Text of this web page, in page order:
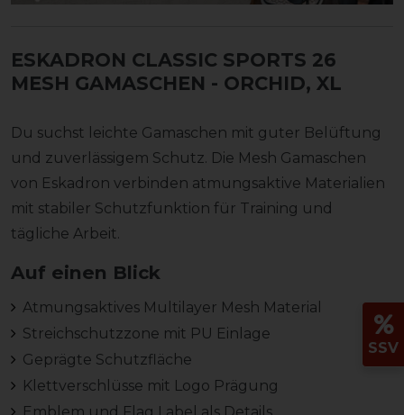
ESKADRON CLASSIC SPORTS 26
MESH GAMASCHEN - ORCHID, XL
Du suchst leichte Gamaschen mit guter Belüftung
und zuverlässigem Schutz. Die Mesh Gamaschen
von Eskadron verbinden atmungsaktive Materialien
mit stabiler Schutzfunktion für Training und
tägliche Arbeit.
Auf einen Blick
Atmungsaktives Multilayer Mesh Material
Streichschutzzone mit PU Einlage
Geprägte Schutzfläche
Klettverschlüsse mit Logo Prägung
Emblem und Flag Label als Details
SSV